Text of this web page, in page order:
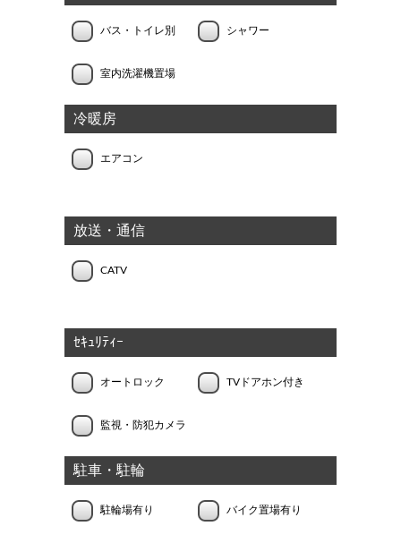
バス・トイレ別 シャワー
室内洗濯機置場
冷暖房
エアコン
放送・通信
CATV
ｾｷｭﾘﾃｨｰ
オートロック TVドアホン付き
監視・防犯カメラ
駐車・駐輪
駐輪場有り バイク置場有り